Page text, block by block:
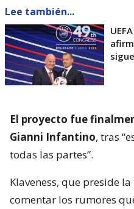
Lee también...
El proyecto fue
Gianni Infantino, tras
todas las partes”.
Klaveness, que preside
comentar los rumores